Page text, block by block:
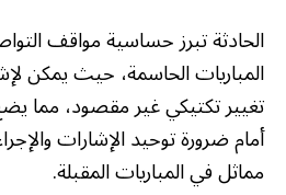
الحادثة تبرز حساسية مواقف
المباريات الحاسمة، حيث يمكن
تغيير تكتيكي غير مقصود، مما يضع
أمام ضرورة توحيد الإشارات
مماثل في المباريات المقبلة.